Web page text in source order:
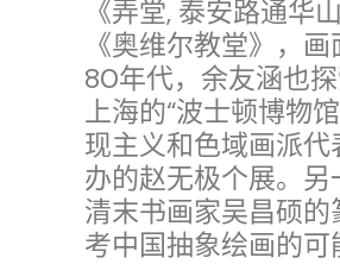
《弄堂, 泰安路通华
《奥维尔教堂》，
80年代，余友涵也
上海的“波士顿博物
现主义和色域画派
办的赵无极个展。
清末书画家吴昌硕
考中国抽象绘画的可